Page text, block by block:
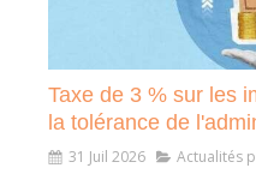
Taxe de 3 % sur les
la tolérance de
31 Juil 2026 Actualités